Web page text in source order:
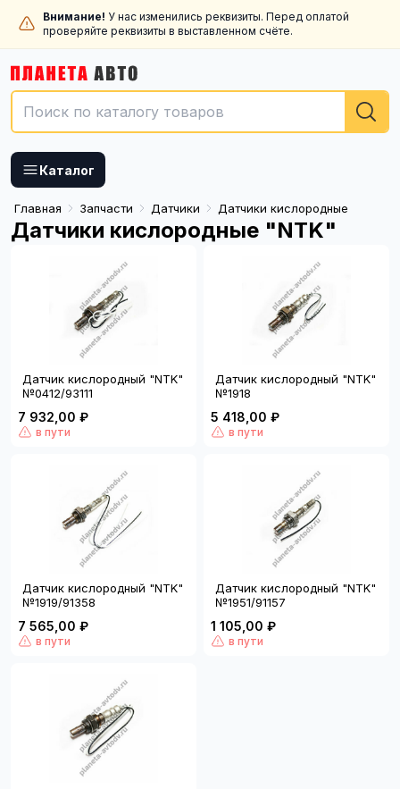
Внимание! У нас изменились реквизиты. Перед оплатой
проверяйте реквизиты в выставленном счёте.
Каталог
Главная Запчасти Датчики Датчики кислородные
Датчики кислородные "NTK"
Датчик кислородный "NTK"
№0412/93111
7 932,00 ₽
в пути
Датчик кислородный "NTK"
№1918
5 418,00 ₽
в пути
Датчик кислородный "NTK"
№1919/91358
7 565,00 ₽
в пути
Датчик кислородный "NTK"
№1951/91157
1 105,00 ₽
в пути